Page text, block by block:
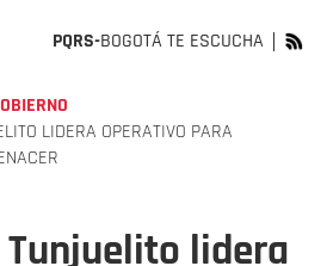
PQRS-BOGOTÁ TE ESCUCHA
LIDERA OPERATIVO PARA
lidera